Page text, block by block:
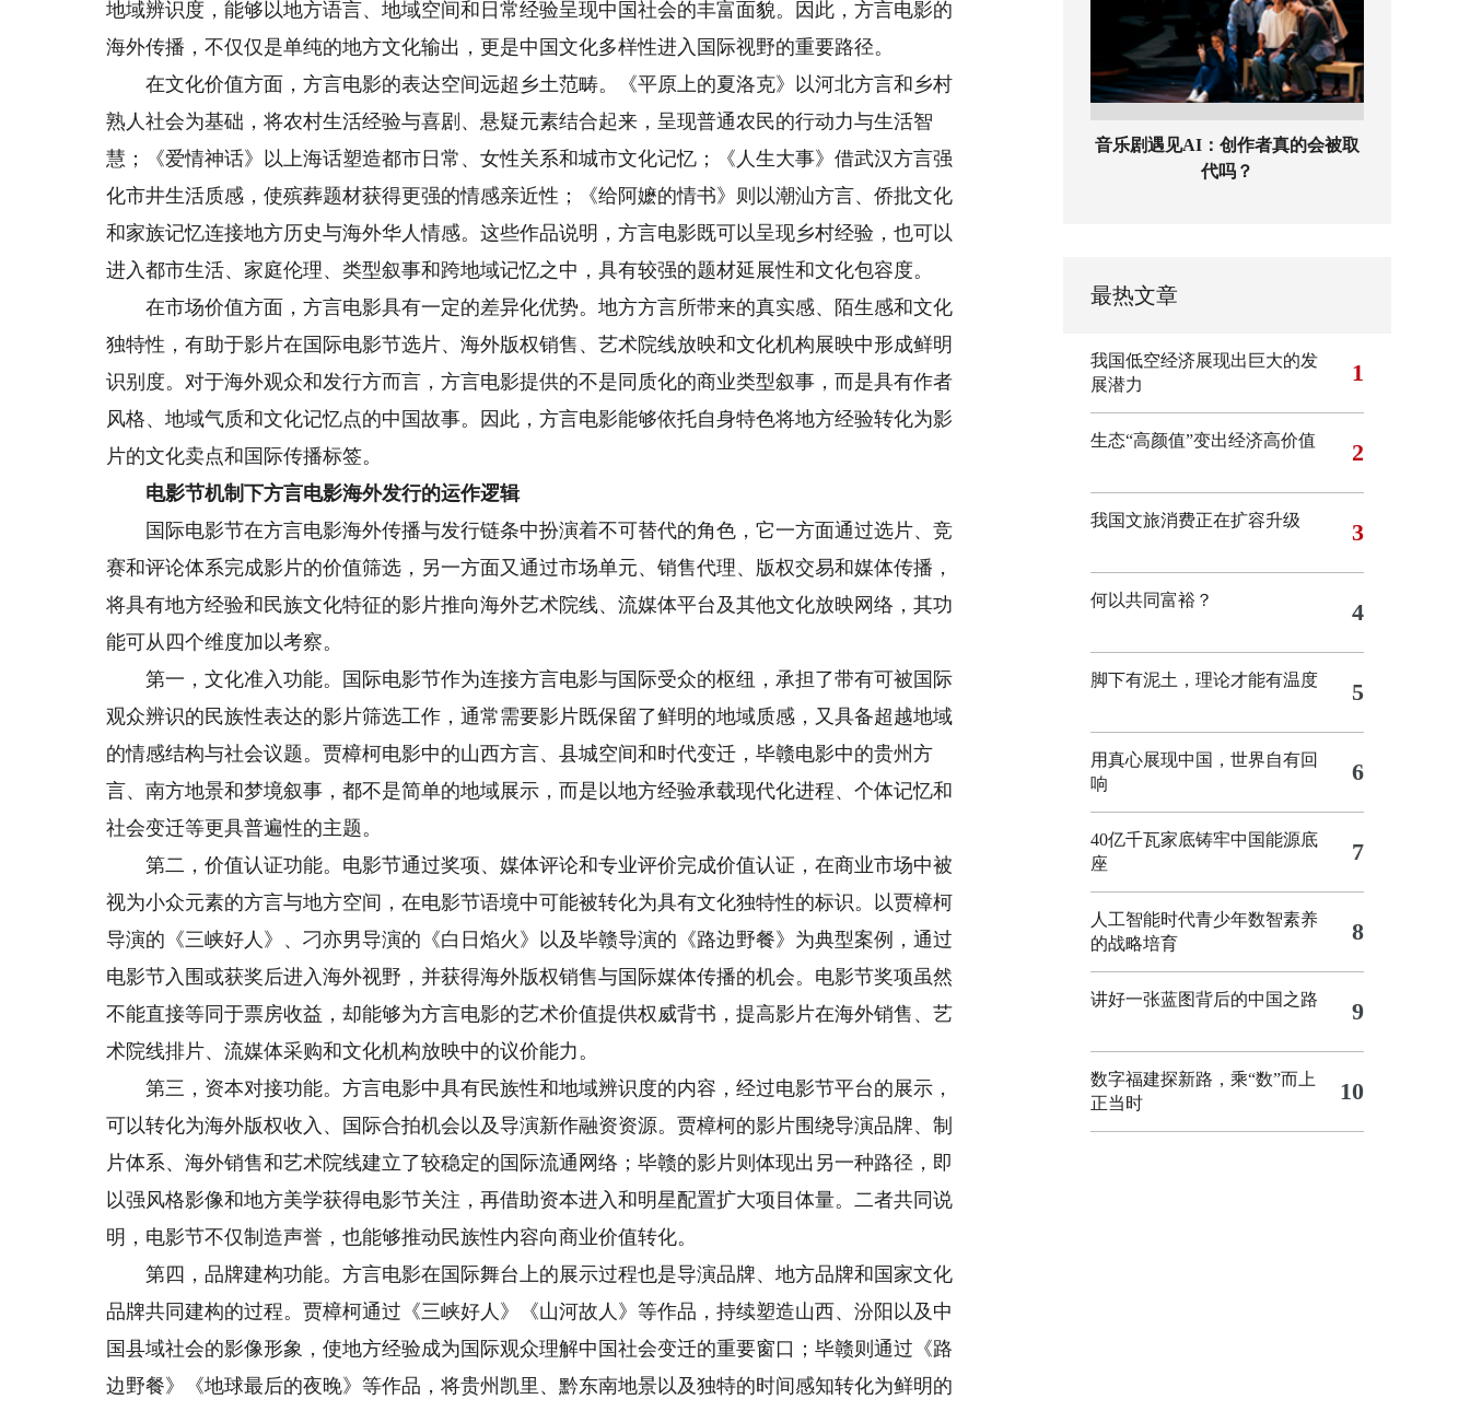
地域辨识度，能够以地方语言、地域空间和日常经验呈现中国社会的丰富面貌。因此，方言电影的
海外传播，不仅仅是单纯的地方文化输出，更是中国文化多样性进入国际视野的重要路径。
在文化价值方面，方言电影的表达空间远超乡土范畴。《平原上的夏洛克》以河北方言和乡村
熟人社会为基础，将农村生活经验与喜剧、悬疑元素结合起来，呈现普通农民的行动力与生活智
慧；《爱情神话》以上海话塑造都市日常、女性关系和城市文化记忆；《人生大事》借武汉方言强
化市井生活质感，使殡葬题材获得更强的情感亲近性；《给阿嬷的情书》则以潮汕方言、侨批文化
和家族记忆连接地方历史与海外华人情感。这些作品说明，方言电影既可以呈现乡村经验，也可以
进入都市生活、家庭伦理、类型叙事和跨地域记忆之中，具有较强的题材延展性和文化包容度。
在市场价值方面，方言电影具有一定的差异化优势。地方方言所带来的真实感、陌生感和文化
独特性，有助于影片在国际电影节选片、海外版权销售、艺术院线放映和文化机构展映中形成鲜明
识别度。对于海外观众和发行方而言，方言电影提供的不是同质化的商业类型叙事，而是具有作者
风格、地域气质和文化记忆点的中国故事。因此，方言电影能够依托自身特色将地方经验转化为影
片的文化卖点和国际传播标签。
电影节机制下方言电影海外发行的运作逻辑
国际电影节在方言电影海外传播与发行链条中扮演着不可替代的角色，它一方面通过选片、竞
赛和评论体系完成影片的价值筛选，另一方面又通过市场单元、销售代理、版权交易和媒体传播，
将具有地方经验和民族文化特征的影片推向海外艺术院线、流媒体平台及其他文化放映网络，其功
能可从四个维度加以考察。
第一，文化准入功能。国际电影节作为连接方言电影与国际受众的枢纽，承担了带有可被国际
观众辨识的民族性表达的影片筛选工作，通常需要影片既保留了鲜明的地域质感，又具备超越地域
的情感结构与社会议题。贾樟柯电影中的山西方言、县城空间和时代变迁，毕赣电影中的贵州方
言、南方地景和梦境叙事，都不是简单的地域展示，而是以地方经验承载现代化进程、个体记忆和
社会变迁等更具普遍性的主题。
第二，价值认证功能。电影节通过奖项、媒体评论和专业评价完成价值认证，在商业市场中被
视为小众元素的方言与地方空间，在电影节语境中可能被转化为具有文化独特性的标识。以贾樟柯
导演的《三峡好人》、刁亦男导演的《白日焰火》以及毕赣导演的《路边野餐》为典型案例，通过
电影节入围或获奖后进入海外视野，并获得海外版权销售与国际媒体传播的机会。电影节奖项虽然
不能直接等同于票房收益，却能够为方言电影的艺术价值提供权威背书，提高影片在海外销售、艺
术院线排片、流媒体采购和文化机构放映中的议价能力。
第三，资本对接功能。方言电影中具有民族性和地域辨识度的内容，经过电影节平台的展示，
可以转化为海外版权收入、国际合拍机会以及导演新作融资资源。贾樟柯的影片围绕导演品牌、制
片体系、海外销售和艺术院线建立了较稳定的国际流通网络；毕赣的影片则体现出另一种路径，即
以强风格影像和地方美学获得电影节关注，再借助资本进入和明星配置扩大项目体量。二者共同说
明，电影节不仅制造声誉，也能够推动民族性内容向商业价值转化。
第四，品牌建构功能。方言电影在国际舞台上的展示过程也是导演品牌、地方品牌和国家文化
品牌共同建构的过程。贾樟柯通过《三峡好人》《山河故人》等作品，持续塑造山西、汾阳以及中
国县域社会的影像形象，使地方经验成为国际观众理解中国社会变迁的重要窗口；毕赣则通过《路
边野餐》《地球最后的夜晚》等作品，将贵州凯里、黔东南地景以及独特的时间感知转化为鲜明的
音乐剧遇见AI：创作者真的会被取
代吗？
最热文章
我国低空经济展现出巨大的发
展潜力
1
生态“高颜值”变出经济高价值 2
我国文旅消费正在扩容升级 3
何以共同富裕？ 4
脚下有泥土，理论才能有温度 5
用真心展现中国，世界自有回
响
6
40亿千瓦家底铸牢中国能源底
座
7
人工智能时代青少年数智素养
的战略培育
8
讲好一张蓝图背后的中国之路 9
数字福建探新路，乘“数”而上
正当时
10